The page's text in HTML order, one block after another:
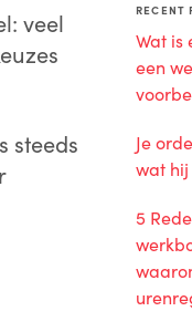
veel
steeds
RECENT
Wat is
een
Je
wat
5